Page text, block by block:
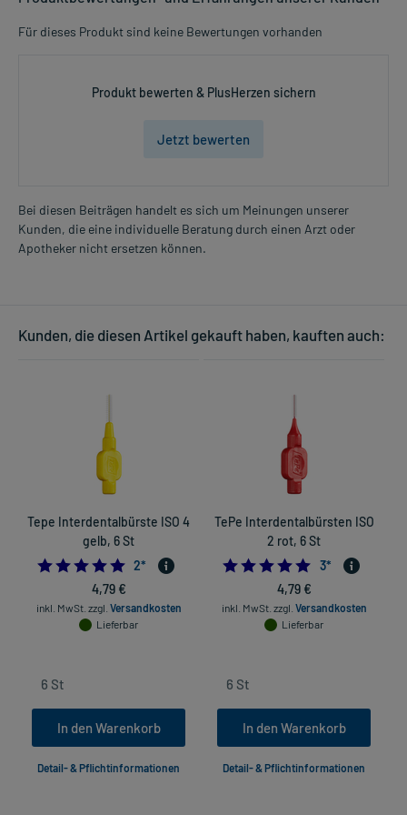
Für dieses Produkt sind keine Bewertungen vorhanden
Produkt bewerten & PlusHerzen sichern
Jetzt bewerten
Bei diesen Beiträgen handelt es sich um Meinungen unserer
Kunden, die eine individuelle Beratung durch einen Arzt oder
Apotheker nicht ersetzen können.
Kunden, die diesen Artikel gekauft haben, kauften auch:
Tepe Interdentalbürste ISO 4
gelb, 6 St
5.0
2*
4,79 €
inkl. MwSt. zzgl. Versandkosten
Lieferbar
In den Warenkorb
Detail- & Pflichtinformationen
TePe Interdentalbürsten ISO
2 rot, 6 St
5.0
3*
4,79 €
inkl. MwSt. zzgl. Versandkosten
Lieferbar
In den Warenkorb
Detail- & Pflichtinformationen